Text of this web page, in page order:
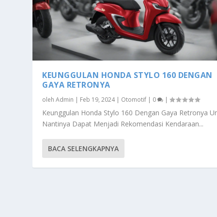
KEUNGGULAN HONDA STYLO 160 DENGAN
GAYA RETRONYA
olehAdmin | Feb 19, 2024| Otomotif | 0 |
Keunggulan Honda Stylo 160 Dengan Gaya Retronya
Nantinya Dapat Menjadi Rekomendasi Kendaraan...
BACA SELENGKAPNYA